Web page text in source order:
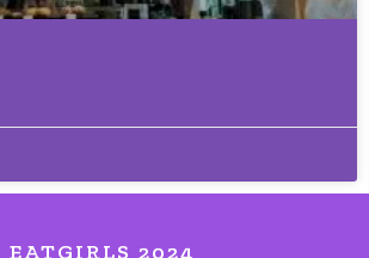
EATGIRLS 2024